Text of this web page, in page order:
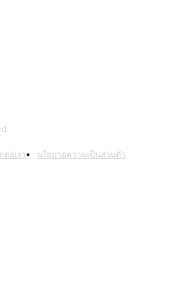
ต่อเรา นโยบายความเป็นส่วนตัว